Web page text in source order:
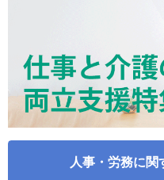
人事・労務に関